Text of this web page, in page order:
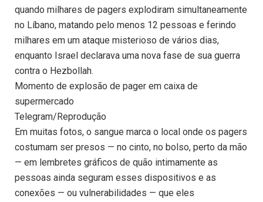
quando milhares de pagers explodiram simultaneamente
no Líbano, matando pelo menos 12 pessoas e ferindo
milhares em um ataque misterioso de vários dias,
enquanto Israel declarava uma nova fase de sua guerra
contra o Hezbollah.
Momento de explosão de pager em caixa de
supermercado
Telegram/Reprodução
Em muitas fotos, o sangue marca o local onde os pagers
costumam ser presos — no cinto, no bolso, perto da mão
— em lembretes gráficos de quão intimamente as
pessoas ainda seguram esses dispositivos e as
conexões — ou vulnerabilidades — que eles